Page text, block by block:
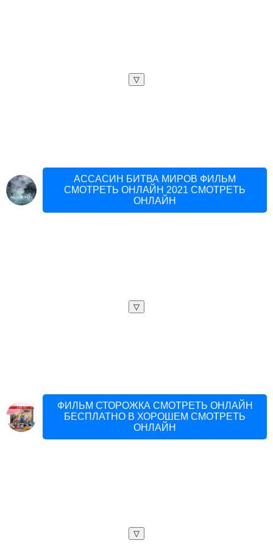
▽
АССАСИН БИТВА МИРОВ ФИЛЬМ
СМОТРЕТЬ ОНЛАЙН 2021 СМОТРЕТЬ
ОНЛАЙН
▽
ФИЛЬМ СТОРОЖКА СМОТРЕТЬ ОНЛАЙН
БЕСПЛАТНО В ХОРОШЕМ СМОТРЕТЬ
ОНЛАЙН
▽